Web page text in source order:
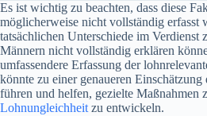
Es ist wichtig zu beachten, dass diese
möglicherweise nicht vollständig erfasst
tatsächlichen Unterschiede im Verdienst
Männern nicht vollständig erklären
umfassendere Erfassung der
könnte zu einer genaueren Einschätzung
führen und helfen, gezielte Maßnahmen
Lohnungleichheit zu entwickeln.